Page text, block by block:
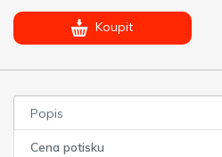
Koupit
Popis
Cena potisku